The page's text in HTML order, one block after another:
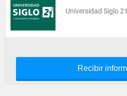
Universidad Siglo 21
Recibir